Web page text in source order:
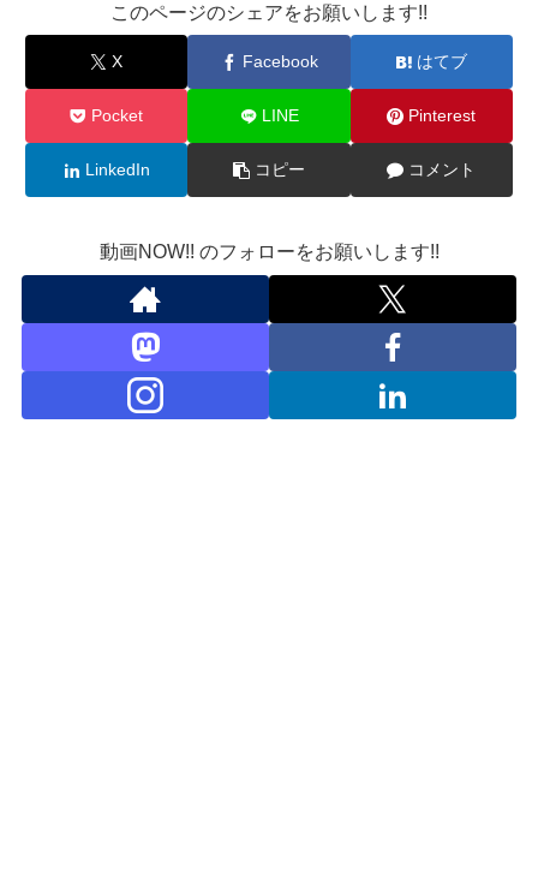
このページのシェアをお願いします!!
X Facebook はてブ
Pocket LINE Pinterest
LinkedIn コピー コメント
動画NOW!! のフォローをお願いします!!